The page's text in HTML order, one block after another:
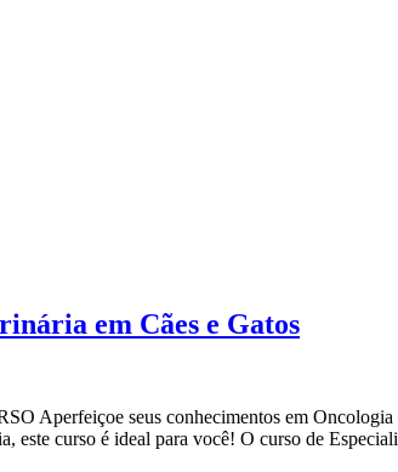
em Cães e Gatos
seus conhecimentos em Oncologia
este curso é ideal para você! O curso de